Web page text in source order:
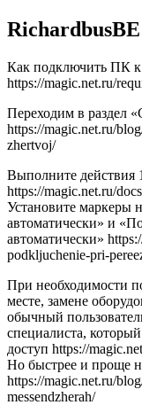
RichardbusBE
Как подключить ПК к
https://magic.net.ru/
Переходим в раздел
https://magic.net.ru/
zhertvoj/
Выполните действия
https://magic.net.ru/
Установите маркеры
автоматически» и
автоматически»
podkljuchenie-pri-
При необходимости
месте, замене
обычный
специалиста,
доступ https://
Но быстрее и проще
https://magic.net.ru/
messendzherah/